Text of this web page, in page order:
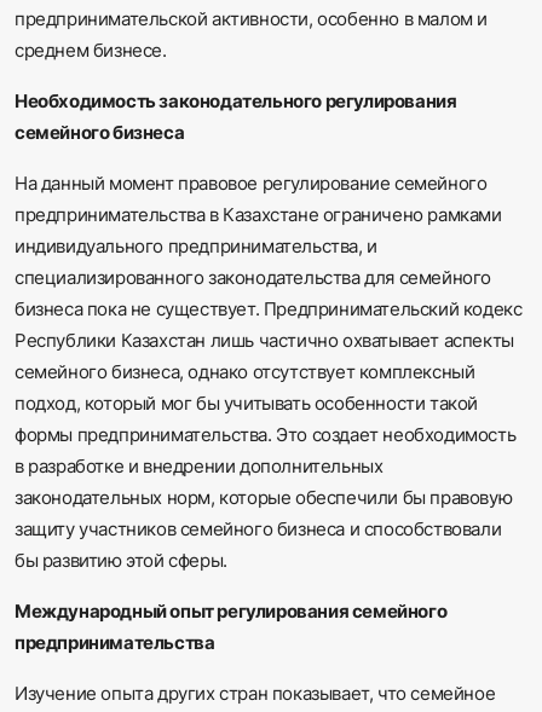
предпринимательской активности, особенно в малом и
среднем бизнесе.
Необходимость законодательного регулирования
семейного бизнеса
На данный момент правовое регулирование семейного
предпринимательства в Казахстане ограничено рамками
индивидуального предпринимательства, и
специализированного законодательства для семейного
бизнеса пока не существует. Предпринимательский кодекс
Республики Казахстан лишь частично охватывает аспекты
семейного бизнеса, однако отсутствует комплексный
подход, который мог бы учитывать особенности такой
формы предпринимательства. Это создает необходимость
в разработке и внедрении дополнительных
законодательных норм, которые обеспечили бы правовую
защиту участников семейного бизнеса и способствовали
бы развитию этой сферы.
Международный опыт регулирования семейного
предпринимательства
Изучение опыта других стран показывает, что семейное